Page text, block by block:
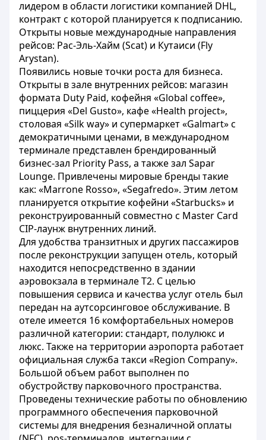
лидером в области логистики компанией DHL,
контракт с которой планируется к подписанию.
Открыты новые международные направления
рейсов: Рас-Эль-Хайм (Scat) и Кутаиси (Fly
Arystan).
Появились новые точки роста для бизнеса.
Открыты в зале внутренних рейсов: магазин
формата Duty Paid, кофейня «Global coffee»,
пиццерия «Del Gusto», кафе «Health project»,
столовая «Silk way» и супермаркет «Galmart» с
демократичными ценами, в международном
терминале представлен брендированный
бизнес-зал Priority Pass, а также зал Sapar
Lounge. Привлечены мировые бренды такие
как: «Marrone Rosso», «Segafredo». Этим летом
планируется открытие кофейни «Starbucks» и
реконструированный совместно с Master Card
CIP-лаунж внутренних линий.
Для удобства транзитных и других пассажиров
после реконструкции запущен отель, который
находится непосредственно в здании
аэровокзала в терминале Т2. С целью
повышения сервиса и качества услуг отель был
передан на аутсорсинговое обслуживание. В
отеле имеется 16 комфортабельных номеров
различной категории: стандарт, полулюкс и
люкс. Также на территории аэропорта работает
официальная служба такси «Region Company».
Большой объем работ выполнен по
обустройству парковочного пространства.
Проведены технические работы по обновлению
программного обеспечения парковочной
системы для внедрения безналичной оплаты